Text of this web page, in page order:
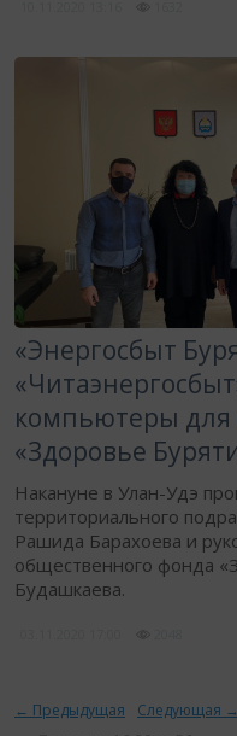
«Энергосбыт
компьютеры для
«Здоровье
Накануне в Улан-Удэ
территориального
Рашида Барахоева и
общественного фонда
Будашкаева.
← Предыдущая Следующая →